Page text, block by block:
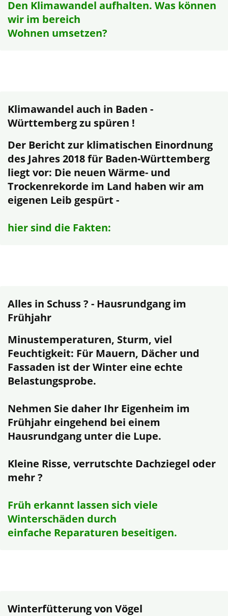
Den Klimawandel aufhalten. Was können
wir im bereich
Wohnen umsetzen?
Klimawandel auch in Baden -
Württemberg zu spüren !
Der Bericht zur klimatischen Einordnung
des Jahres 2018 für Baden-Württemberg
liegt vor: Die neuen Wärme- und
Trockenrekorde im Land haben wir am
eigenen Leib gespürt -
hier sind die Fakten:
Alles in Schuss ? - Hausrundgang im
Frühjahr
Minustemperaturen, Sturm, viel
Feuchtigkeit: Für Mauern, Dächer und
Fassaden ist der Winter eine echte
Belastungsprobe.
Nehmen Sie daher Ihr Eigenheim im
Frühjahr eingehend bei einem
Hausrundgang unter die Lupe.
Kleine Risse, verrutschte Dachziegel oder
mehr ?
Früh erkannt lassen sich viele
Winterschäden durch
einfache Reparaturen beseitigen.
Winterfütterung von Vögel